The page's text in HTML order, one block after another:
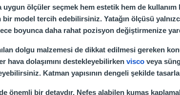
uygun ölçüler seçmek hem estetik hem de kullanım
bir model tercih edebilirsiniz. Yatağın ölçüsü
boyunca daha rahat pozisyon değiştirmenize
dolgu malzemesi de dikkat edilmesi gereken
hava dolaşımını destekleyebilirken visco veya
Katman yapısının dengeli şekilde
önemli bir detaydır. Nefes alabilen kumaş